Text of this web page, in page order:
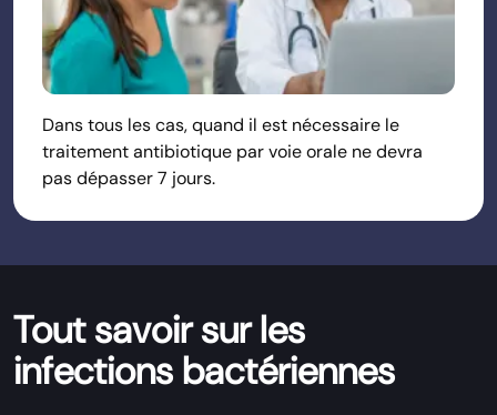
Dans tous les cas, quand il est nécessaire le
traitement antibiotique par voie orale ne devra
pas dépasser 7 jours.
Tout savoir sur les
infections bactériennes